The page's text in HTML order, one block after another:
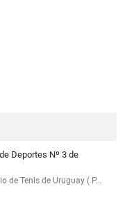
Deportes Nº 3 de
de Tenis de Uruguay ( P…